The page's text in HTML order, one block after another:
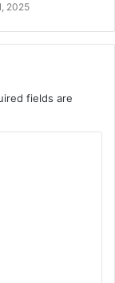
2025
fields are